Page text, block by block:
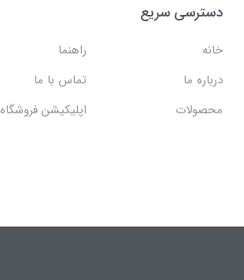
دسترسی سریع
خانه
راهنما
درباره ما
تماس با ما
محصولات
اپلیکیشن فروشگاه